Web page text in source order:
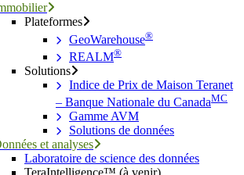
Plateformes
GeoWarehouse®
REALM®
Solutions
Indice de Prix de Maison Teranet
– Banque Nationale du CanadaMC
Gamme AVM
Solutions de données
et analyses
Laboratoire de science des données